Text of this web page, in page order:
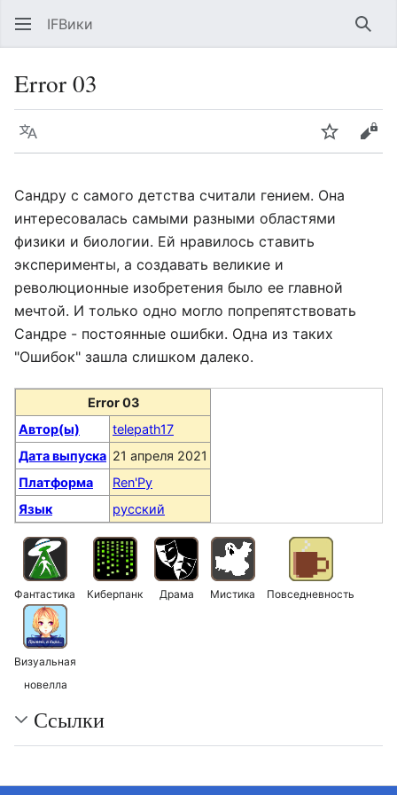
IFВики
Error 03
Язык Следить
Сандру с самого детства считали гением. Она
интересовалась самыми разными областями
физики и биологии. Ей нравилось ставить
эксперименты, а создавать великие и
революционные изобретения было ее главной
мечтой. И только одно могло попрепятствовать
Сандре - постоянные ошибки. Одна из таких
"Ошибок" зашла слишком далеко.
Error 03
Автор(ы)
telepath17
Дата выпуска 21 апреля 2021
Платформа
Ren'Py
Язык
русский
Фантастика Киберпанк Драма Мистика Повседневность
Визуальная
новелла
Ссылки